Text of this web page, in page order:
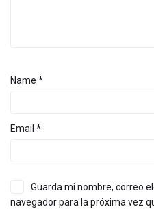
Name *
Email *
Guarda mi nombre, correo
navegador para la próxima vez